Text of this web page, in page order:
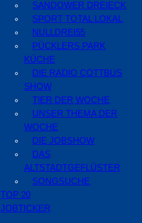
SANDOWER DREIECK
SPORT TOTAL LOKAL
NULLDREI55
PÜCKLERS PARK
KÜCHE
DIE RADIO COTTBUS
SHOW
TIER DER WOCHE
UNSER THEMA DER
WOCHE
DIE JOBSHOW
DAS
ALTSTADTGEFLÜSTER
SONGSUCHE
TOP 20
JOBTICKER